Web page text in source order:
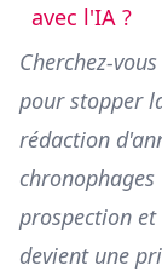
avec l'IA ?
Cherchez-
pour stopper
rédaction
prospection
devient une